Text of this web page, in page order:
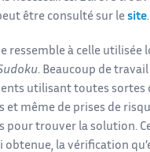
être consulté sur le site.
ressemble à celle utilisée
. Beaucoup de travail
utilisant toutes sortes
et même de prises de
pour trouver la solution.
obtenue, la vérification